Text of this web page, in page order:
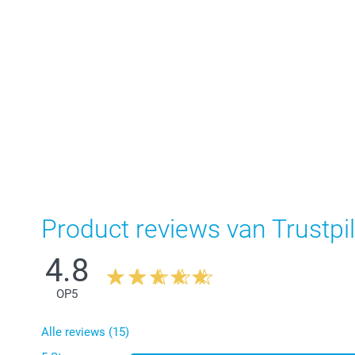
Product reviews van
4.8
OP5
Alle reviews (15)